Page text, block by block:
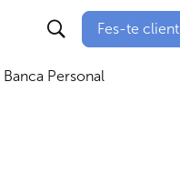
Fes-te client
Abrir submenú
Banca Personal